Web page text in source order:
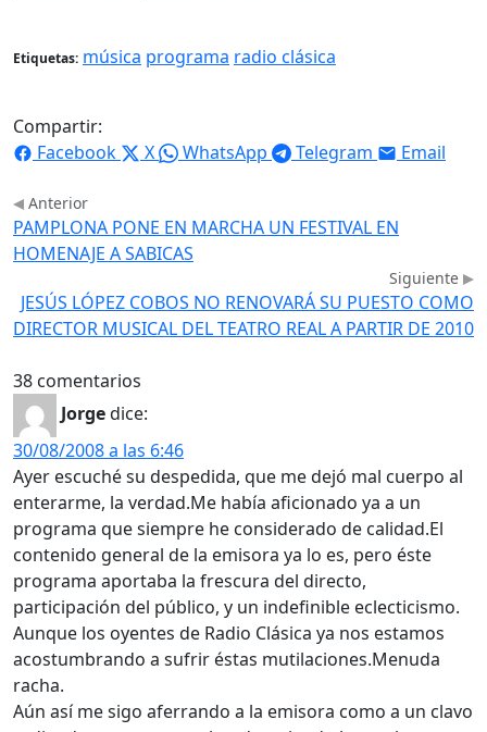
Etiquetas: música programa radio clásica
Compartir:
Facebook
X WhatsApp Telegram Email
Anterior
PAMPLONA PONE EN MARCHA UN FESTIVAL EN
HOMENAJE A SABICAS
Siguiente
JESÚS LÓPEZ COBOS NO RENOVARÁ SU PUESTO COMO
DIRECTOR MUSICAL DEL TEATRO REAL A PARTIR DE 2010
38 comentarios
Jorgedice:
30/08/2008 a las 6:46
Ayer escuché su despedida, que me dejó mal cuerpo al
enterarme, la verdad.Me había aficionado ya a un
programa que siempre he considerado de calidad.El
contenido general de la emisora ya lo es, pero éste
programa aportaba la frescura del directo,
participación del público, y un indefinible eclecticismo.
Aunque los oyentes de Radio Clásica ya nos estamos
acostumbrando a sufrir éstas mutilaciones.Menuda
racha.
Aún así me sigo aferrando a la emisora como a un clavo